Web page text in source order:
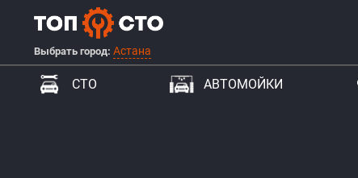
Выбрать город: Астана
СТО АВТОМОЙКИ